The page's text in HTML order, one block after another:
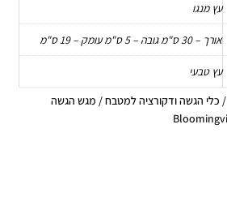
/ כלי הגשה ודקורציה למטבח/ מגש הגשה
עץ מנגו
אורך – 30 ס"מ גובה – 5 ס"מ עומק – 19 ס"מ
עץ טבעי